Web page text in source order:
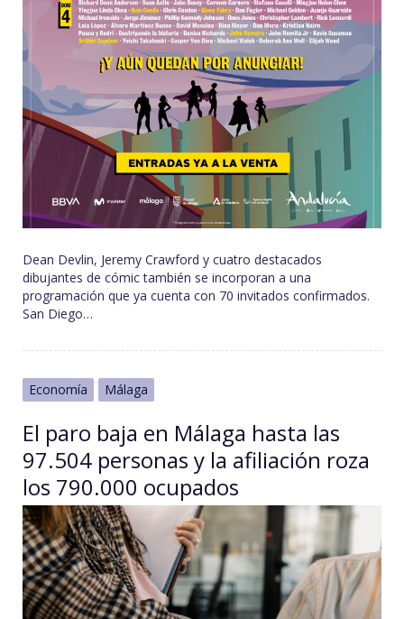
Dean Devlin, Jeremy Crawford y cuatro destacados
dibujantes de cómic también se incorporan a una
programación que ya cuenta con 70 invitados confirmados.
San Diego…
Economía Málaga
El paro baja en Málaga hasta las
97.504 personas y la afiliación roza
los 790.000 ocupados